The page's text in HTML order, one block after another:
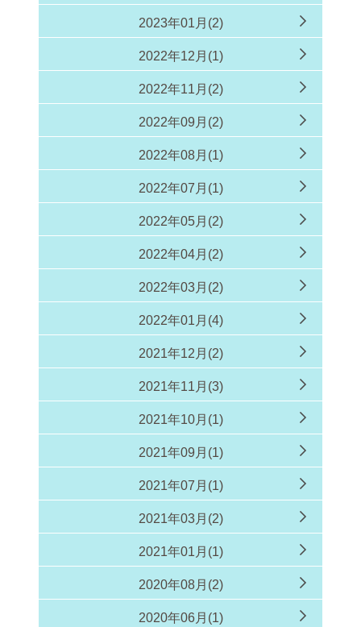
2023年01月(2)
2022年12月(1)
2022年11月(2)
2022年09月(2)
2022年08月(1)
2022年07月(1)
2022年05月(2)
2022年04月(2)
2022年03月(2)
2022年01月(4)
2021年12月(2)
2021年11月(3)
2021年10月(1)
2021年09月(1)
2021年07月(1)
2021年03月(2)
2021年01月(1)
2020年08月(2)
2020年06月(1)